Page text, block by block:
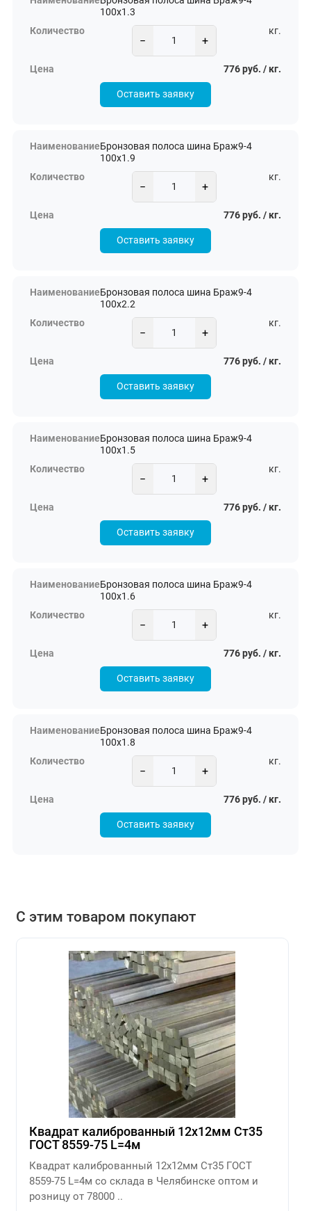
100х1.3
− +
кг.
776 руб. / кг.
Оставить заявку
Бронзовая полоса шина Браж9-4
100х1.9
− +
кг.
776 руб. / кг.
Оставить заявку
Бронзовая полоса шина Браж9-4
100х2.2
− +
кг.
776 руб. / кг.
Оставить заявку
Бронзовая полоса шина Браж9-4
100х1.5
− +
кг.
776 руб. / кг.
Оставить заявку
Бронзовая полоса шина Браж9-4
100х1.6
− +
кг.
776 руб. / кг.
Оставить заявку
Бронзовая полоса шина Браж9-4
100х1.8
− +
кг.
776 руб. / кг.
Оставить заявку
С этим товаром покупают
Квадрат калиброванный 12х12мм Ст35
ГОСТ 8559-75 L=4м
Квадрат калиброванный 12х12мм Ст35 ГОСТ
8559-75 L=4м со склада в Челябинске оптом и
розницу от 78000 ..